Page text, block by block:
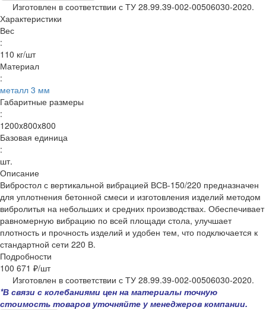
Изготовлен в соответствии с ТУ 28.99.39-002-00506030-2020.
Характеристики
Вес
:
110 кг/шт
Материал
:
металл 3 мм
Габаритные размеры
:
1200x800x800
Базовая единица
:
шт.
Описание
Вибростол с вертикальной вибрацией ВСВ-150/220 предназначен
для уплотнения бетонной смеси и изготовления изделий методом
вибролитья на небольших и средних производствах. Обеспечивает
равномерную вибрацию по всей площади стола, улучшает
плотность и прочность изделий и удобен тем, что подключается к
стандартной сети 220 В.
Подробности
100 671 ₽/шт
Изготовлен в соответствии с ТУ 28.99.39-002-00506030-2020.
*В связи с колебаниями цен на материалы точную
стоимость товаров уточняйте у менеджеров компании.